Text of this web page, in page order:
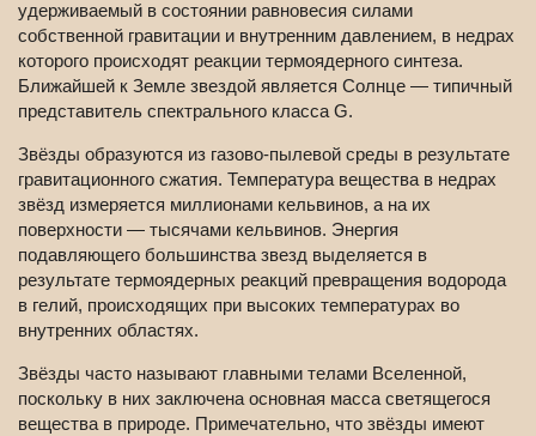
удерживаемый в состоянии равновесия силами
собственной гравитации и внутренним давлением, в недрах
которого происходят реакции термоядерного синтеза.
Ближайшей к Земле звездой является Солнце — типичный
представитель спектрального класса G.
Звёзды образуются из газово-пылевой среды в результате
гравитационного сжатия. Температура вещества в недрах
звёзд измеряется миллионами кельвинов, а на их
поверхности — тысячами кельвинов. Энергия
подавляющего большинства звезд выделяется в
результате термоядерных реакций превращения водорода
в гелий, происходящих при высоких температурах во
внутренних областях.
Звёзды часто называют главными телами Вселенной,
поскольку в них заключена основная масса светящегося
вещества в природе. Примечательно, что звёзды имеют